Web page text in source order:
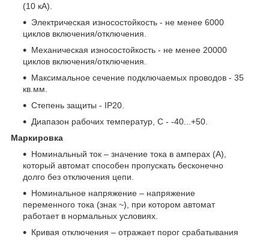
(10 кА).
Электрическая износостойкость - не менее 6000
циклов включения/отключения.
Механическая износостойкость - не менее 20000
циклов включения/отключения.
Максимальное сечение подключаемых проводов - 35
кв.мм.
Степень защиты - IP20.
Диапазон рабочих температур, С - -40...+50.
Маркировка
Номинальный ток – значение тока в амперах (А),
который автомат способен пропускать бесконечно
долго без отключения цепи.
Номинальное напряжение – напряжение
переменного тока (знак ~), при котором автомат
работает в нормальных условиях.
Кривая отключения – отражает порог срабатывания